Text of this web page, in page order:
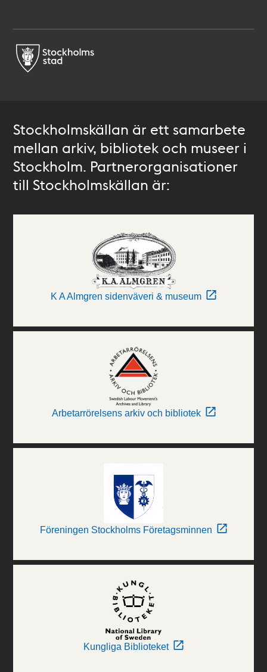
Stockholmskällan är ett samarbete
mellan arkiv, bibliotek och museer i
Stockholm. Partnerorganisationer
till Stockholmskällan är:
K A Almgren sidenväveri & museum
Arbetarrörelsens arkiv och bibliotek
Föreningen Stockholms Företagsminnen
Kungliga Biblioteket